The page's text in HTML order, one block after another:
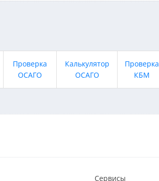
Проверка
ОСАГО
Калькулятор
ОСАГО
Проверка
КБМ
Сервисы